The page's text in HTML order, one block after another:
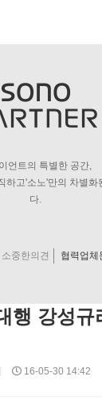
SONO
언트의 특별한 공간,
하고'소노'만의 차별화
다.
소중한의견 협력업체
행 강성규
16-05-30 14:42